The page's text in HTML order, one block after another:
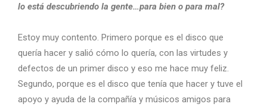
lo está descubriendo la gente…para bien o para mal?
Estoy muy contento. Primero porque es el disco que
quería hacer y salió cómo lo quería, con las virtudes y
defectos de un primer disco y eso me hace muy feliz.
Segundo, porque es el disco que tenía que hacer y tuve el
apoyo y ayuda de la compañía y músicos amigos para